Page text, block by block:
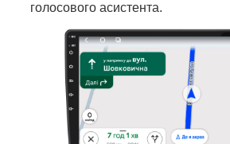
голосового асистента.